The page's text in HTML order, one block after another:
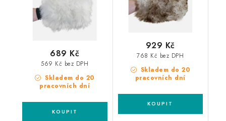
Skladem do 20
pracovních dní
569 Kč bez DPH
689 Kč
Skladem do 20
pracovních dní
768 Kč bez DPH
929 Kč